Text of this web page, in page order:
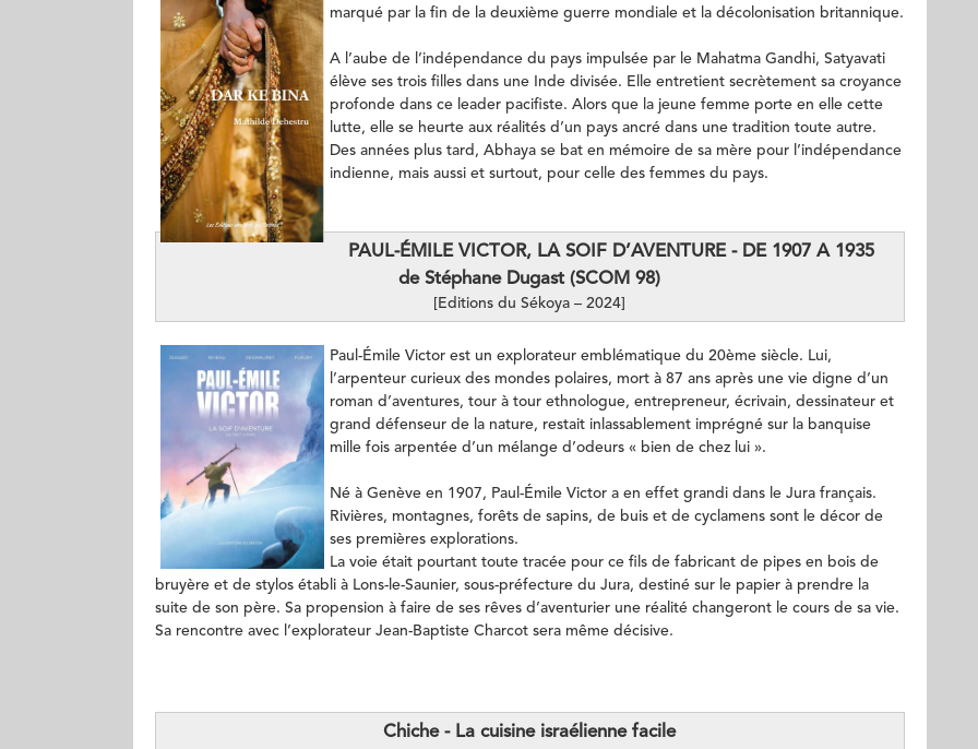
marqué par la fin de la deuxième guerre mondiale et la décolonisation britannique.
A l’aube de l’indépendance du pays impulsée par le Mahatma Gandhi, Satyavati
élève ses trois filles dans une Inde divisée. Elle entretient secrètement sa croyance
profonde dans ce leader pacifiste. Alors que la jeune femme porte en elle cette
lutte, elle se heurte aux réalités d’un pays ancré dans une tradition toute autre.
Des années plus tard, Abhaya se bat en mémoire de sa mère pour l’indépendance
indienne, mais aussi et surtout, pour celle des femmes du pays.
PAUL-ÉMILE VICTOR, LA SOIF D’AVENTURE - DE 1907 A 1935
de Stéphane Dugast (SCOM 98)
[Editions du Sékoya – 2024]
Paul-Émile Victor est un explorateur emblématique du 20ème siècle. Lui,
l’arpenteur curieux des mondes polaires, mort à 87 ans après une vie digne d’un
roman d’aventures, tour à tour ethnologue, entrepreneur, écrivain, dessinateur et
grand défenseur de la nature, restait inlassablement imprégné sur la banquise
mille fois arpentée d’un mélange d’odeurs « bien de chez lui ».
Né à Genève en 1907, Paul-Émile Victor a en effet grandi dans le Jura français.
Rivières, montagnes, forêts de sapins, de buis et de cyclamens sont le décor de
ses premières explorations.
La voie était pourtant toute tracée pour ce fils de fabricant de pipes en bois de
bruyère et de stylos établi à Lons-le-Saunier, sous-préfecture du Jura, destiné sur le papier à prendre la
suite de son père. Sa propension à faire de ses rêves d’aventurier une réalité changeront le cours de sa vie.
Sa rencontre avec l’explorateur Jean-Baptiste Charcot sera même décisive.
Chiche - La cuisine israélienne facile